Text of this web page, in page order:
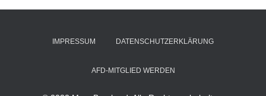
IMPRESSUM DATENSCHUTZERKLÄRUNG
AFD-MITGLIED WERDEN